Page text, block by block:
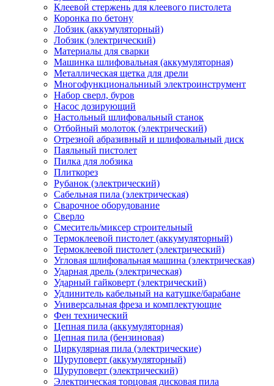
Клеевой стержень для клеевого пистолета
Коронка по бетону
Лобзик (аккумуляторный)
Лобзик (электрический)
Материалы для сварки
Машинка шлифовальная (аккумуляторная)
Металлическая щетка для дрели
Многофункциональниый электроинструмент
Набор сверл, буров
Насос дозирующий
Настольный шлифовальный станок
Отбойный молоток (электрический)
Отрезной абразивный и шлифовальный диск
Паяльный пистолет
Пилка для лобзика
Плиткорез
Рубанок (электрический)
Сабельная пила (электрическая)
Сварочное оборудование
Сверло
Смеситель/миксер строительный
Термоклеевой пистолет (аккумуляторный)
Термоклеевой пистолет (электрический)
Угловая шлифовальная машина (электрическая)
Ударная дрель (электрическая)
Ударный гайковерт (электрический)
Удлинитель кабельный на катушке/барабане
Универсальная фреза и комплектующие
Фен технический
Цепная пила (аккумуляторная)
Цепная пила (бензиновая)
Циркулярная пила (электрические)
Шуруповерт (аккумуляторный)
Шуруповерт (электрический)
Электрическая торцовая дисковая пила